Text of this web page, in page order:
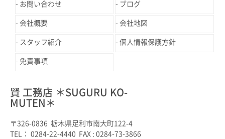
お問い合わせ ブログ
会社概要 会社地図
スタッフ紹介 個人情報保護方針
免責事項
賢 工務店 ＊SUGURU KO-
MUTEN＊
〒326-0836 栃木県足利市南大町122-4
TEL： 0284-22-4440 FAX : 0284-73-3866